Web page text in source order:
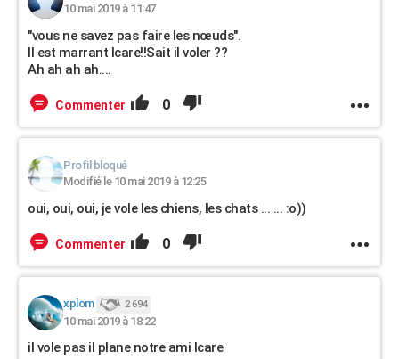
10 mai 2019 à 11:47
"vous ne savez pas faire les nœuds".
Il est marrant Icare!!Sait il voler ??
Ah ah ah ah....
Commenter 0
Profil bloqué
Modifié le 10 mai 2019 à 12:25
oui, oui, oui, je vole les chiens, les chats ... ... :o))
Commenter 0
xplom 2 694
10 mai 2019 à 18:22
il vole pas il plane notre ami Icare